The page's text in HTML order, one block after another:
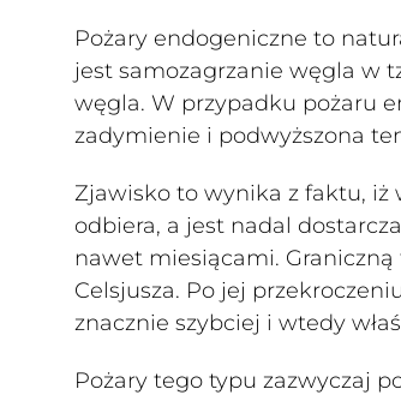
Pożary endogeniczne to
jest samozagrzanie węgla w
węgla. W przypadku pożaru
zadymienie i podwyższona
Zjawisko to wynika z faktu, iż
odbiera, a jest nadal
nawet miesiącami.
Celsjusza. Po jej
znacznie szybciej i wtedy
Pożary tego typu zazwyczaj